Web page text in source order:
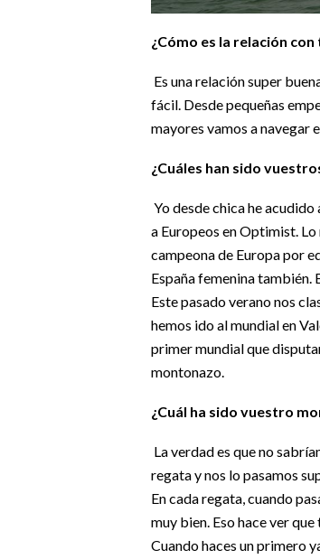
¿Cómo es la relación
Es una relación super
fácil. Desde pequeñas
mayores vamos a navegar
¿Cuáles han sido
Yo desde chica he
a Europeos en Optimist.
campeona de Europa por
España femenina también.
Este pasado verano nos
hemos ido al mundial en
primer mundial que
montonazo.
¿Cuál ha sido vuestro
La verdad es que no
regata y nos lo pasamos
En cada regata, cuando
muy bien. Eso hace ver
Cuando haces un primero